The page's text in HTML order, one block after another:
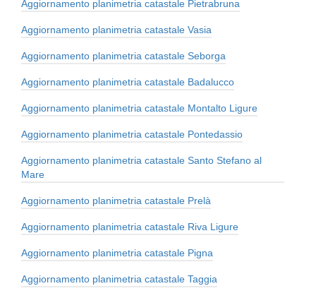
Aggiornamento planimetria catastale Pietrabruna
Aggiornamento planimetria catastale Vasia
Aggiornamento planimetria catastale Seborga
Aggiornamento planimetria catastale Badalucco
Aggiornamento planimetria catastale Montalto Ligure
Aggiornamento planimetria catastale Pontedassio
Aggiornamento planimetria catastale Santo Stefano al
Mare
Aggiornamento planimetria catastale Prelà
Aggiornamento planimetria catastale Riva Ligure
Aggiornamento planimetria catastale Pigna
Aggiornamento planimetria catastale Taggia